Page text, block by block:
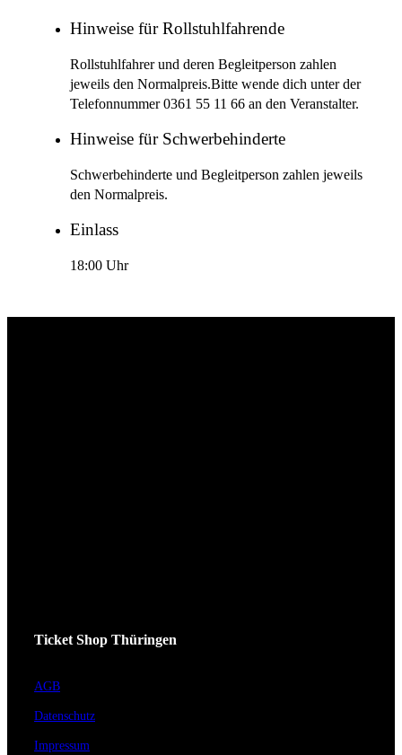
Hinweise für Rollstuhlfahrende
Rollstuhlfahrer und deren Begleitperson zahlen
jeweils den Normalpreis.Bitte wende dich unter der
Telefonnummer 0361 55 11 66 an den Veranstalter.
Hinweise für Schwerbehinderte
Schwerbehinderte und Begleitperson zahlen jeweils
den Normalpreis.
Einlass
18:00 Uhr
Ticket Shop Thüringen
AGB
Datenschutz
Impressum